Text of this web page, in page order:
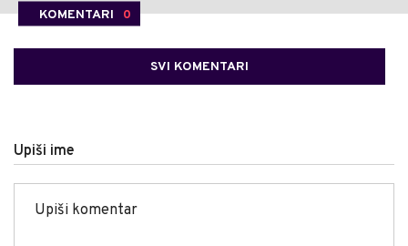
KOMENTARI 0
SVI KOMENTARI
Upiši ime